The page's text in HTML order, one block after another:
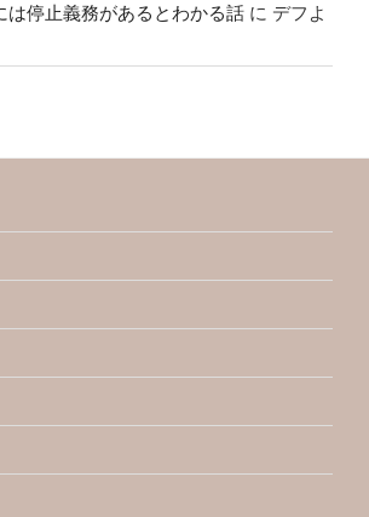
は停止義務があるとわかる話 に デフよ